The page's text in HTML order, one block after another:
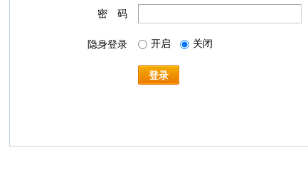
密 码
隐身登录 开启 关闭
登录